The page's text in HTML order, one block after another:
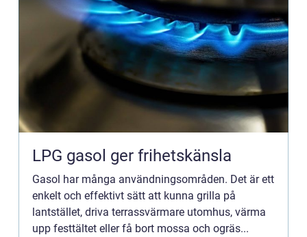
LPG gasol ger frihetskänsla
Gasol har många användningsområden. Det är ett
enkelt och effektivt sätt att kunna grilla på
lantstället, driva terrassvärmare utomhus, värma
upp festtältet eller få bort mossa och ogräs...